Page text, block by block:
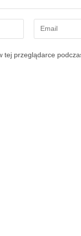
tej przeglądarce